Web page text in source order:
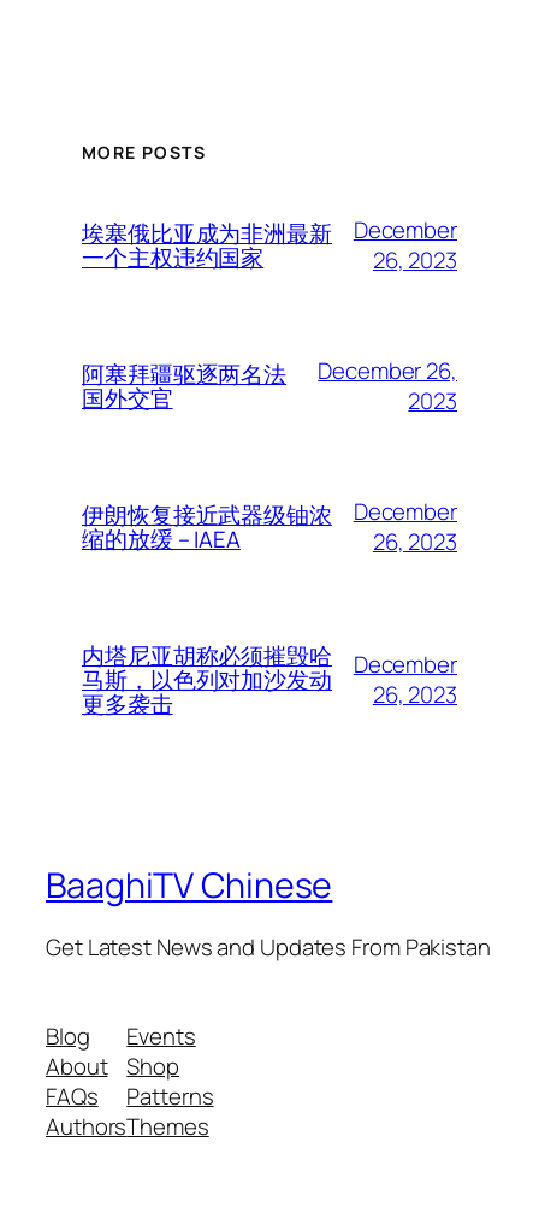
MORE POSTS
埃塞俄比亚成为非洲最新
一个主权违约国家
December
26, 2023
阿塞拜疆驱逐两名法
国外交官
December 26,
2023
伊朗恢复接近武器级铀浓
缩的放缓 – IAEA
December
26, 2023
内塔尼亚胡称必须摧毁哈
马斯，以色列对加沙发动
更多袭击
December
26, 2023
BaaghiTV Chinese
Get Latest News and Updates From Pakistan
Blog
About
FAQs
Authors
Events
Shop
Patterns
Themes